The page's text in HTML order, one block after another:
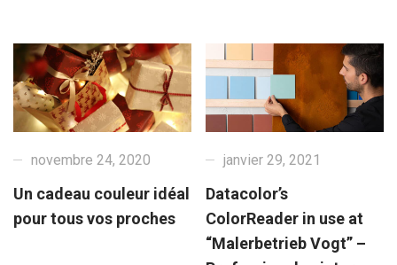
novembre 24, 2020
Un cadeau couleur idéal
pour tous vos proches
janvier 29, 2021
Datacolor’s
ColorReader in use at
“Malerbetrieb Vogt” –